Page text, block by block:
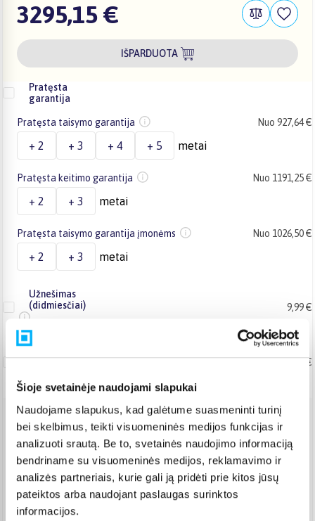
Šioje svetainėje naudojami slapukai
Naudojame slapukus, kad galėtume suasmeninti turinį
bei skelbimus, teikti visuomeninės medijos funkcijas ir
analizuoti srautą. Be to, svetainės naudojimo informaciją
bendriname su visuomeninės medijos, reklamavimo ir
analizės partneriais, kurie gali ją pridėti prie kitos jūsų
pateiktos arba naudojant paslaugas surinktos
informacijos.
3295,15 €
IŠPARDUOTA
Pratęsta
garantija
Pratęsta taisymo garantija Nuo 927,64 €
+ 2 + 3 + 4 + 5 metai
Pratęsta keitimo garantija Nuo 1191,25 €
+ 2 + 3 metai
Pratęsta taisymo garantija įmonėms Nuo 1026,50 €
+ 2 + 3 metai
Užnešimas
(didmiesčiai)
9,99 €
Užnešimas (kiti miestai ir
rajonai)
9,99 €
Venipak paštomatas (Nemokamai)
Pristato ir šeštadienį
Teirautis
Venipak kurjeris (6,99 €)
Teirautis
Omniva paštomatas